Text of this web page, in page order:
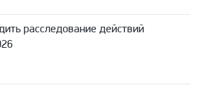
расследование действий